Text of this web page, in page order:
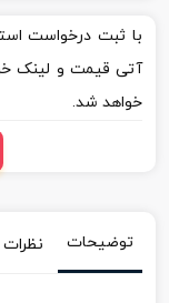
با ثبت درخواست
آتی قیمت و لینک
خواهد شد.
توضیحات نظرات